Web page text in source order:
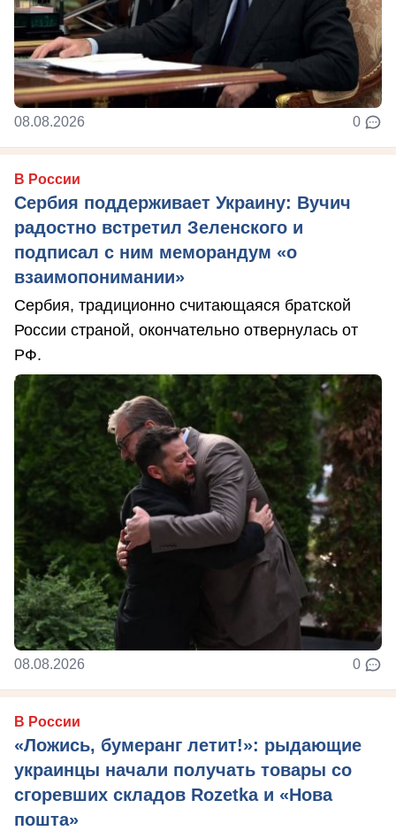
08.08.2026 0
В России
Сербия поддерживает Украину: Вучич
радостно встретил Зеленского и
подписал с ним меморандум «о
взаимопонимании»
Сербия, традиционно считающаяся братской
России страной, окончательно отвернулась от
РФ.
08.08.2026 0
В России
«Ложись, бумеранг летит!»: рыдающие
украинцы начали получать товары со
сгоревших складов Rozetka и «Нова
пошта»